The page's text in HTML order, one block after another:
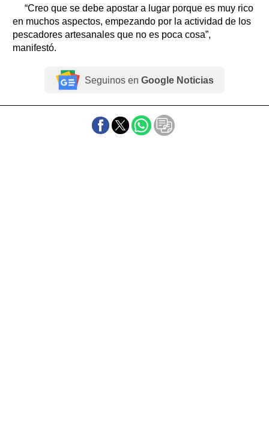
“Creo que se debe apostar a lugar porque es muy rico
en muchos aspectos, empezando por la actividad de los
pescadores artesanales que no es poca cosa”,
manifestó.
Seguinos en Google Noticias